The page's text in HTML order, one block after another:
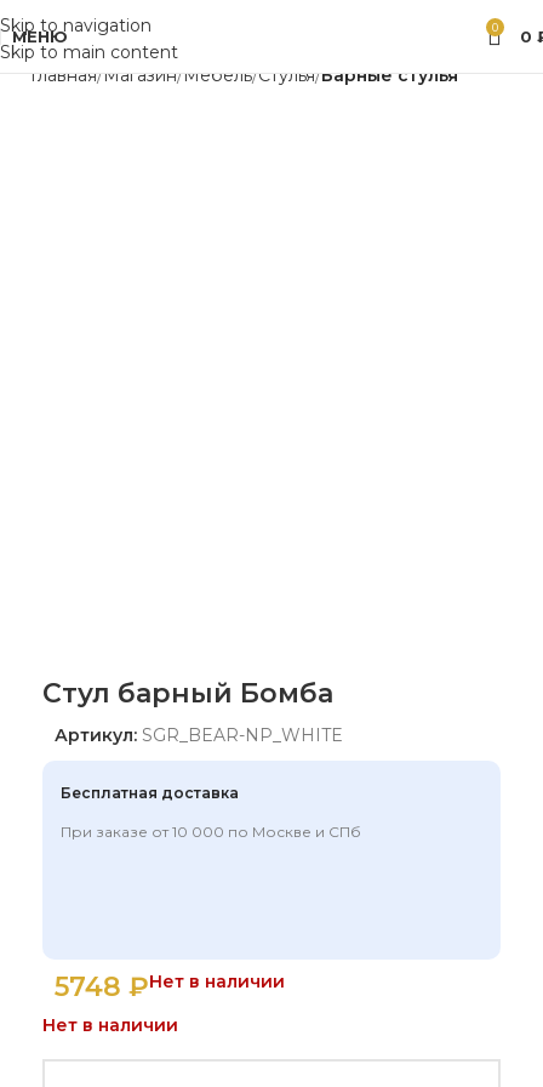
Skip to navigation
Skip to main content
МЕНЮ 0 0
Главная Магазин Мебель Стулья Барные стулья
Стул барный Бомба
Артикул: SGR_BEAR-NP_WHITE
Бесплатная доставка
При заказе от 10 000 по Москве и СПб
5748 ₽Нет в наличии
Нет в наличии